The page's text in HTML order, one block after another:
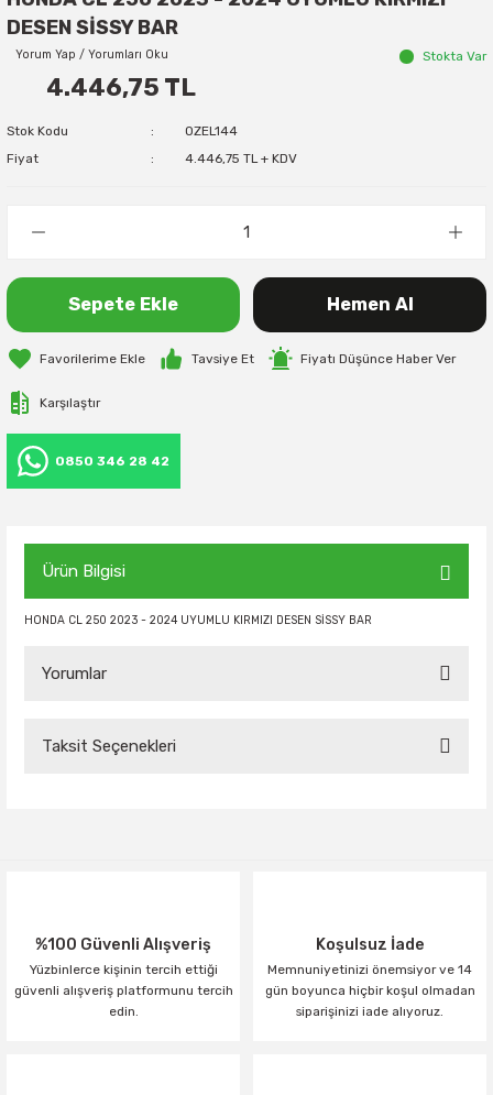
DESEN SİSSY BAR
Yorum Yap / Yorumları Oku Stokta Var
4.446,75 TL
Stok Kodu
OZEL144
Fiyat
4.446,75 TL + KDV
Sepete Ekle Hemen Al
Tavsiye Et Fiyatı Düşünce Haber Ver
Karşılaştır
0850 346 28 42
Ürün Bilgisi
HONDA CL 250 2023 - 2024 UYUMLU KIRMIZI DESEN SİSSY BAR
Yorumlar
Taksit Seçenekleri
%100 Güvenli Alışveriş
Yüzbinlerce kişinin tercih ettiği
güvenli alışveriş platformunu tercih
edin.
Koşulsuz İade
Memnuniyetinizi önemsiyor ve 14
gün boyunca hiçbir koşul olmadan
siparişinizi iade alıyoruz.